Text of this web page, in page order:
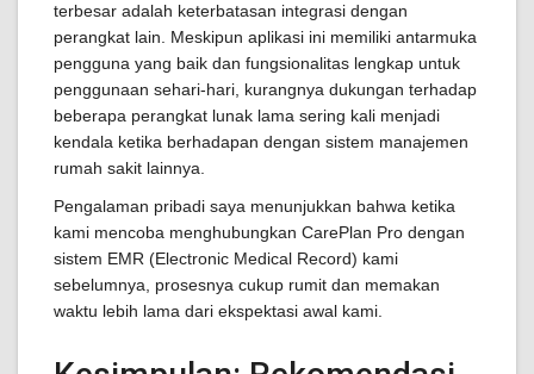
terbesar adalah keterbatasan integrasi dengan
perangkat lain. Meskipun aplikasi ini memiliki antarmuka
pengguna yang baik dan fungsionalitas lengkap untuk
penggunaan sehari-hari, kurangnya dukungan terhadap
beberapa perangkat lunak lama sering kali menjadi
kendala ketika berhadapan dengan sistem manajemen
rumah sakit lainnya.
Pengalaman pribadi saya menunjukkan bahwa ketika
kami mencoba menghubungkan CarePlan Pro dengan
sistem EMR (Electronic Medical Record) kami
sebelumnya, prosesnya cukup rumit dan memakan
waktu lebih lama dari ekspektasi awal kami.